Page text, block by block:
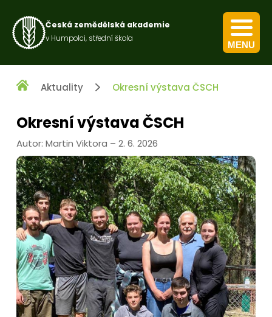
Česká zemědělská akademie
v Humpolci, střední škola
MENU
Aktuality Okresní výstava ČSCH
Okresní výstava ČSCH
Autor: Martin Viktora – 2. 6. 2026